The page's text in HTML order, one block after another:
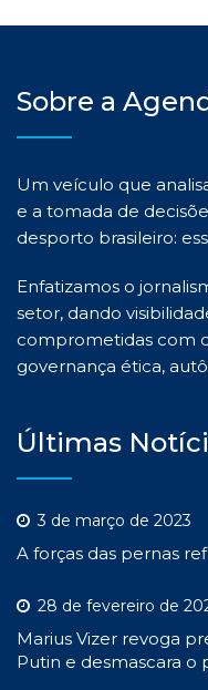
Sobre a
Um veículo que
e a tomada de
desporto brasileiro:
Enfatizamos o
setor, dando
comprometidas com
governança ética,
Últimas
3 de março de 2023
A forças das pernas
28 de fevereiro de
Marius Vizer revoga
Putin e desmascara o